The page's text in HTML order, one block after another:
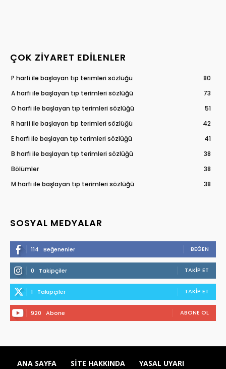
ÇOK ZIYARET EDILENLER
P harfi ile başlayan tıp terimleri sözlüğü
80
A harfi ile başlayan tıp terimleri sözlüğü
73
O harfi ile başlayan tıp terimleri sözlüğü
51
R harfi ile başlayan tıp terimleri sözlüğü
42
E harfi ile başlayan tıp terimleri sözlüğü
41
B harfi ile başlayan tıp terimleri sözlüğü
38
Bölümler
38
M harfi ile başlayan tıp terimleri sözlüğü
38
SOSYAL MEDYALAR
114 Beğenenler BEĞEN
0 Takipçiler TAKIP ET
1 Takipçiler TAKIP ET
920 Abone ABONE OL
ANA SAYFA SITE HAKKINDA YASAL UYARI